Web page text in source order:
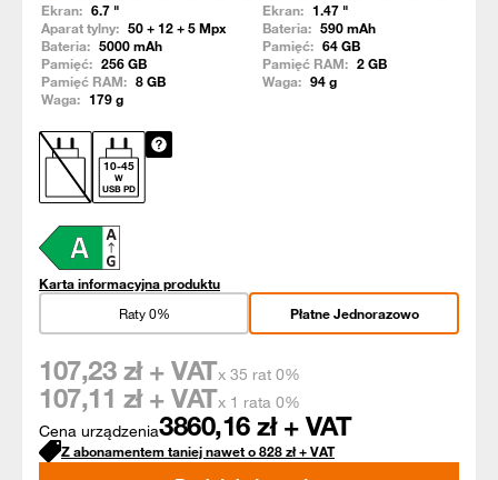
Ekran: 6.7 "
Aparat tylny: 50 + 12 + 5Mpx
Bateria: 5000mAh
Pamięć: 256GB
Pamięć RAM: 8GB
Waga: 179g
10-45
W
USB PD
Karta informacyjna produktu
Ekran: 1.47 "
Bateria: 590mAh
Pamięć: 64GB
Pamięć RAM: 2GB
Waga: 94g
Płatne Jednorazowo
Raty 0%
Cena urządzenia3860,16 zł + VAT
107,23 zł + VATx 35 rat 0%
107,11 zł + VATx 1 rata 0%
Z abonamentem taniej nawet o828zł+ VAT